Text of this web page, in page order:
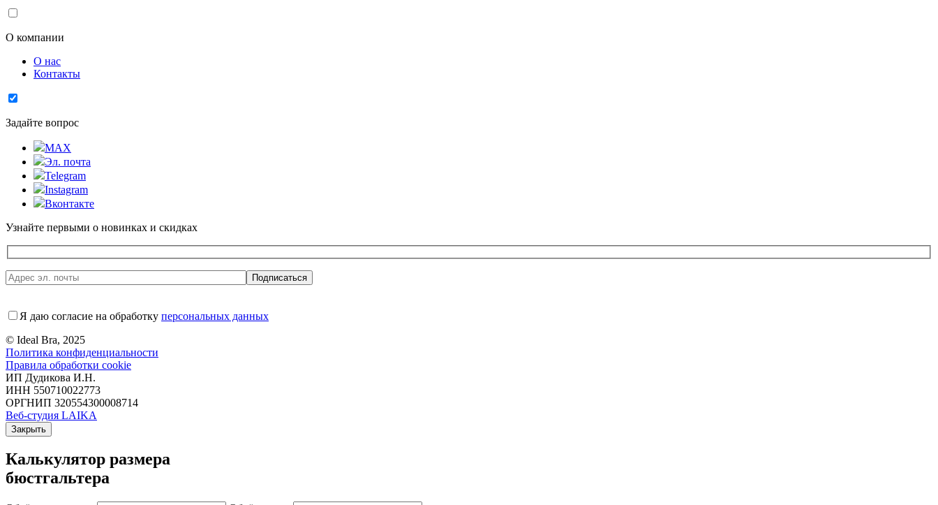
О компании
О нас
Контакты
Задайте вопрос
MAX
Эл. почта
Telegram
Instagram
Вконтакте
Узнайте первыми о новинках и скидках
Я даю согласие на обработку персональных данных
© Ideal Bra, 2025
Политика конфиденциальности
Правила обработки cookie
ИП Дудикова И.Н.
ИНН 550710022773
ОРГНИП 320554300008714
Веб-студия LAIKA
Закрыть
Калькулятор размера
бюстгальтера